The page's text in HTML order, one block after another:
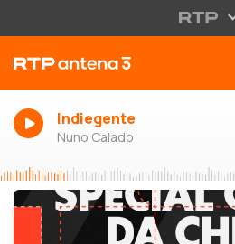
Indiegente
Nuno Calado